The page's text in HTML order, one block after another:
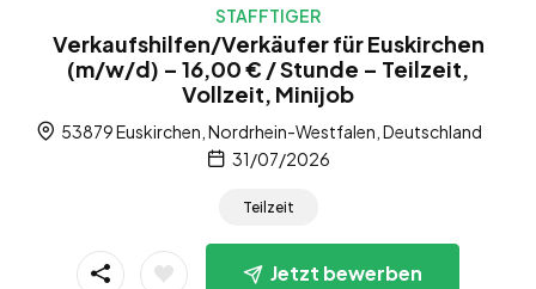
STAFFTIGER
Verkaufshilfen/Verkäufer für Euskirchen
(m/w/d) – 16,00 € / Stunde – Teilzeit,
Vollzeit, Minijob
53879 Euskirchen, Nordrhein-Westfalen, Deutschland
31/07/2026
Teilzeit
Jetzt bewerben